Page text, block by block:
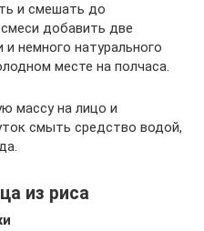
и смешать до
добавить две
немного натурального
месте на полчаса.
массу на лицо и
смыть средство водой,
из риса